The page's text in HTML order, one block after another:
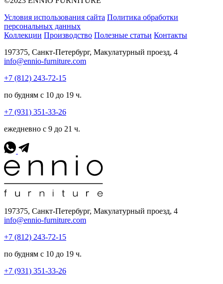
Условия использования сайта Политика обработки
персональных данных
Коллекции Производство Полезные статьи Контакты
197375, Санкт-Петербург, Макулатурный проезд, 4
info@ennio-furniture.com
+7 (812) 243-72-15
по будням с 10 до 19 ч.
+7 (931) 351-33-26
ежедневно с 9 до 21 ч.
197375, Санкт-Петербург, Макулатурный проезд, 4
info@ennio-furniture.com
+7 (812) 243-72-15
по будням с 10 до 19 ч.
+7 (931) 351-33-26